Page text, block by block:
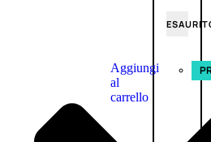
Aggiungi
al
carrello